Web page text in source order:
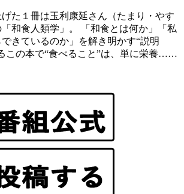
た１冊は玉利康延さん（たまり・やす
和食人類学」。 「和食とは何か」「私
きているのか」を解き明かす“説明
この本で“食べること”は、単に栄養……